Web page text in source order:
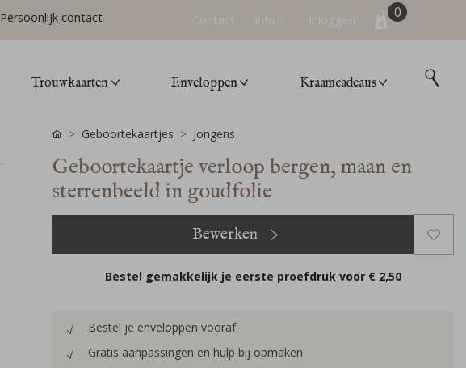
Persoonlijk contact Contact Info Inloggen 0
Trouwkaarten Enveloppen Kraamcadeaus
Geboortekaartjes Jongens
Geboortekaartje verloop bergen, maan en
sterrenbeeld in goudfolie
Bewerken
Bestel gemakkelijk je eerste proefdruk voor € 2,50
Bestel je enveloppen vooraf
Gratis aanpassingen en hulp bij opmaken